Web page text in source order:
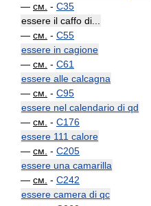
— см. - C35
essere il caffo di...
— см. - C55
essere in cagione
— см. - C61
essere alle calcagna
— см. - C95
essere nel calendario di qd
— см. - C176
essere 111 calore
— см. - C205
essere una camarilla
— см. - C242
essere camera di qc